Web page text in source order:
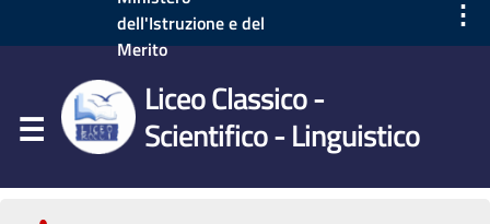
dell'Istruzione e del
Merito
⋮
Liceo Classico -
Scientifico - Linguistico